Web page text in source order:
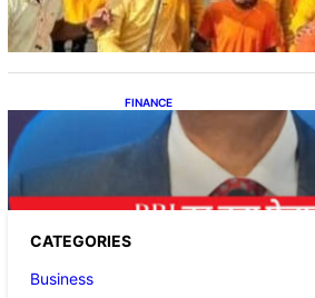
FINANCE
Repo Rate: हो गया ऐलान…
होम-ऑटो लोन की EMI
CATEGORIES
Business